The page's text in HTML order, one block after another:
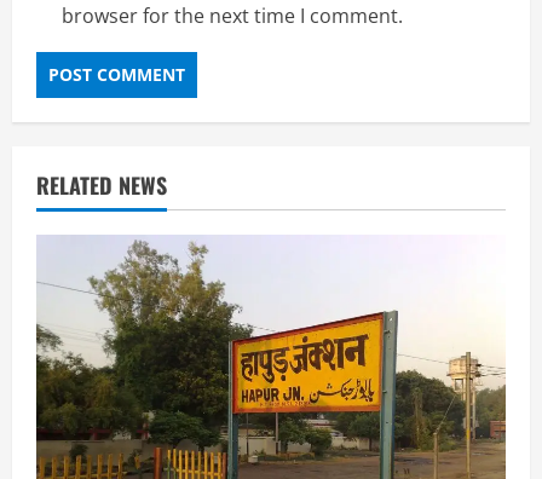
browser for the next time I comment.
RELATED NEWS